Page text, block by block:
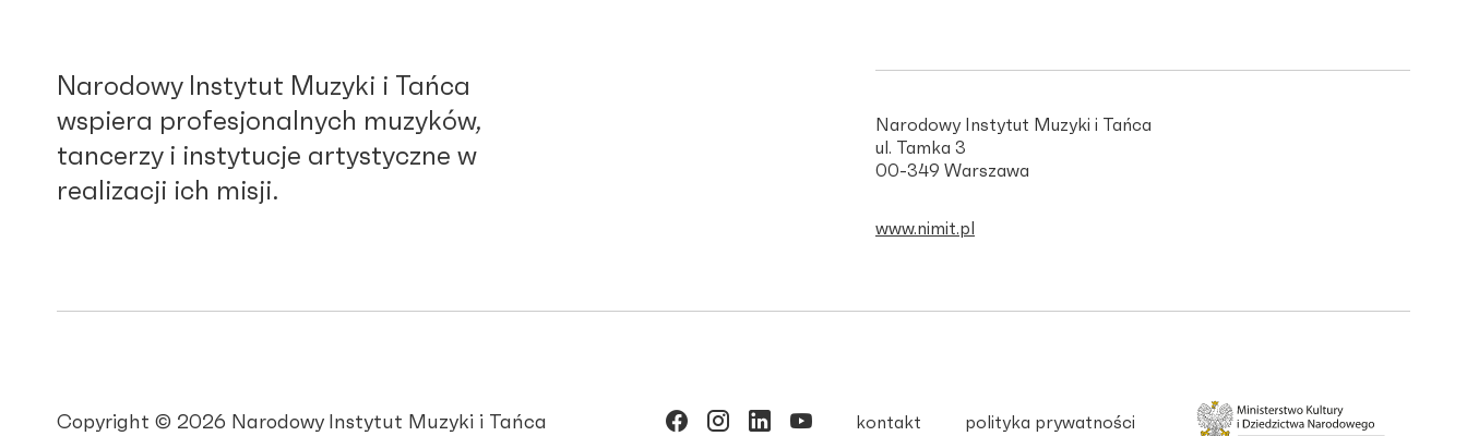
Narodowy Instytut Muzyki i Tańca
wspiera profesjonalnych muzyków,
tancerzy i instytucje artystyczne w
realizacji ich misji.
Narodowy Instytut Muzyki i Tańca
ul. Tamka 3
00-349 Warszawa
www.nimit.pl
Copyright © 2026 Narodowy Instytut Muzyki i Tańca kontakt polityka prywatności